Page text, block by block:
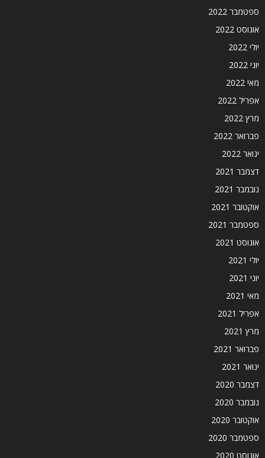
ספטמבר 2022
אוגוסט 2022
יולי 2022
יוני 2022
מאי 2022
אפריל 2022
מרץ 2022
פברואר 2022
ינואר 2022
דצמבר 2021
נובמבר 2021
אוקטובר 2021
ספטמבר 2021
אוגוסט 2021
יולי 2021
יוני 2021
מאי 2021
אפריל 2021
מרץ 2021
פברואר 2021
ינואר 2021
דצמבר 2020
נובמבר 2020
אוקטובר 2020
ספטמבר 2020
אוגוסט 2020